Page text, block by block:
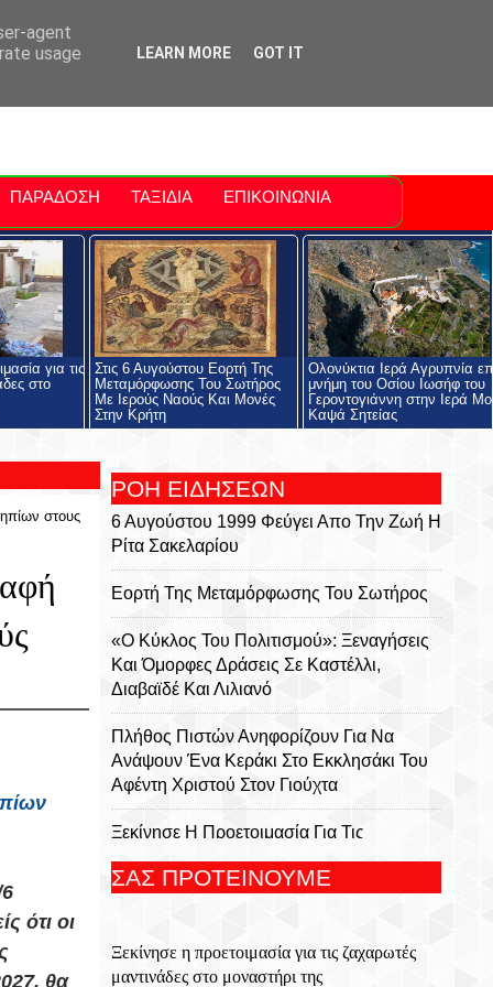
Polis
ΠΑΡΑΔΟΣΗ ΤΑΞΙΔΙΑ ΕΠΙΚΟΙΝΩΝΙΑ
για τις
στο
Στις 6 Αυγούστου Εορτή Της
Μεταμόρφωσης Του Σωτήρος
Με Ιερούς Ναούς Και Μονές
Στην Κρήτη
Ολονύκτια Ιερά Αγρυπνία
μνήμη του Οσίου Ιωσήφ του
Γεροντογιάννη στην Ιερά
Καψά Σητείας
στους
ότι οι
θα
ΡΟΗ ΕΙΔΗΣΕΩΝ
6 Αυγούστου 1999 Φεύγει Απο Την Ζωή Η
Ρίτα Σακελαρίου
Eορτή Της Μεταμόρφωσης Του Σωτήρος
«Ο Κύκλος Του Πολιτισμού»: Ξεναγήσεις
Και Όμορφες Δράσεις Σε Καστέλλι,
Διαβαϊδέ Και Λιλιανό
Πλήθος Πιστών Ανηφορίζουν Για Να
Ανάψουν Ένα Κεράκι Στο Εκκλησάκι Του
Αφέντη Χριστού Στον Γιούχτα
Ξεκίνησε Η Προετοιμασία Για Τις
Της Γκουβερνιώτισσας
Μεταμόρφωσης Του Σωτήρος Με Ιερούς
Ναούς Και Μονές Στην Κρήτη
ΣΑΣ ΠΡΟΤΕΙΝΟΥΜΕ
Ξεκίνησε η προετοιμασία για τις ζαχαρωτές
μαντινάδες στο μοναστήρι της
agent
usage
LEARN MORE GOT IT